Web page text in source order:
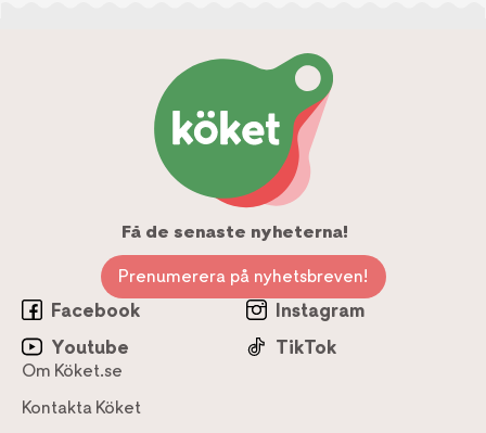
Få de senaste nyheterna!
Prenumerera på nyhetsbreven!
Facebook
Instagram
Youtube
TikTok
Om Köket.se
Kontakta Köket